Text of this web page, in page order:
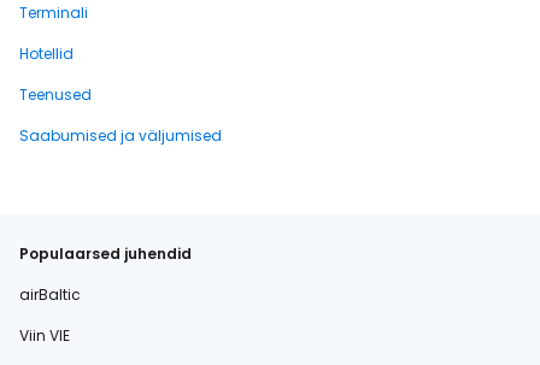
Terminali
Hotellid
Teenused
Saabumised ja väljumised
Populaarsed juhendid
airBaltic
Viin VIE